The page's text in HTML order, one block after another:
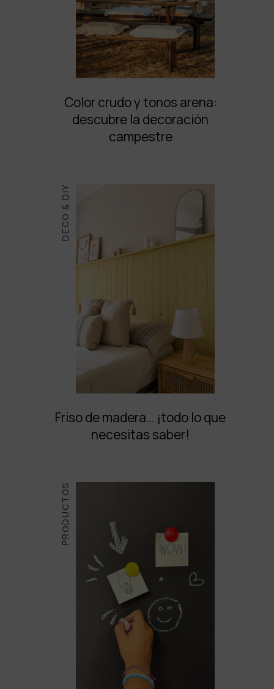
Color crudo y tonos arena:
descubre la decoración
campestre
DECO & DIY
Friso de madera… ¡todo lo que
necesitas saber!
PRODUCTOS